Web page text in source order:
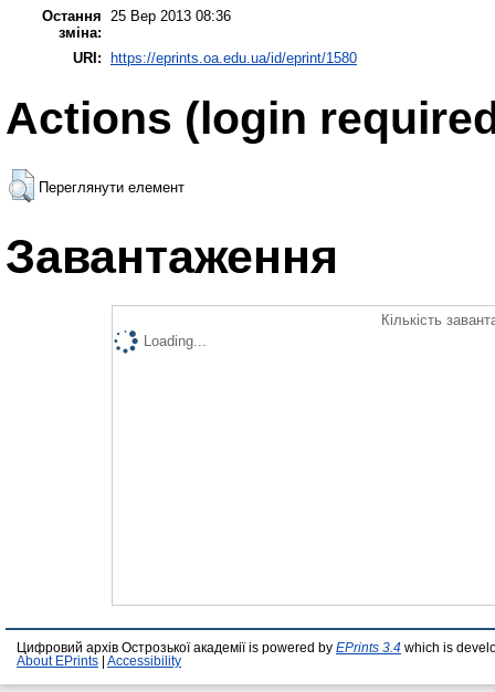
Остання
зміна:
25 Вер 2013 08:36
URI: https://eprints.oa.edu.ua/id/eprint/1580
Actions (login
Переглянути елемент
Завантаження
Кількість
Loading...
Цифровий архів Острозької академії is powered by EPrints 3.4 which is
About EPrints
Accessibility